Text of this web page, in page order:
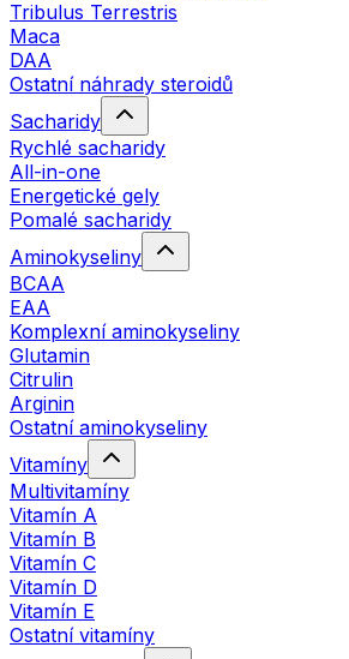
Tribulus Terrestris
Maca
DAA
Ostatní náhrady steroidů
Sacharidy
Rychlé sacharidy
All-in-one
Energetické gely
Pomalé sacharidy
Aminokyseliny
BCAA
EAA
Komplexní aminokyseliny
Glutamin
Citrulin
Arginin
Ostatní aminokyseliny
Vitamíny
Multivitamíny
Vitamín A
Vitamín B
Vitamín C
Vitamín D
Vitamín E
Ostatní vitamíny